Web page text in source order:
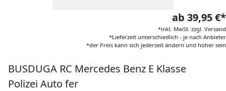
ab 39,95 €*
*inkl. MwSt. zzgl. Versand
*Lieferzeit unterschiedlich - je nach Anbieter
*der Preis kann sich jederzeit ändern und höher sein
BUSDUGA RC Mercedes Benz E Klasse
Polizei Auto fer